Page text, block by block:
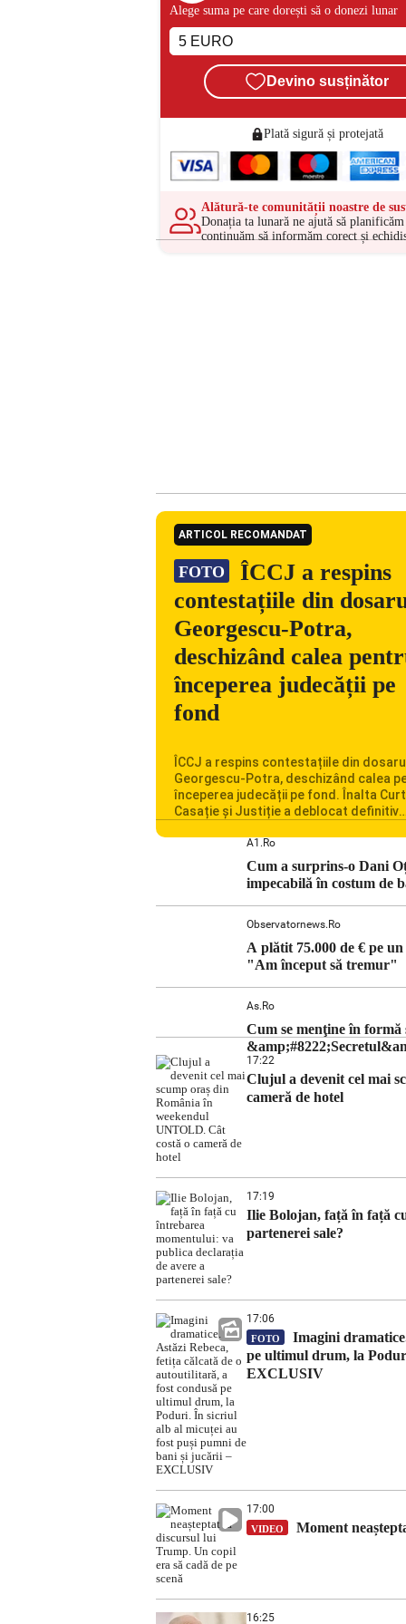
Alege suma pe care dorești să o donezi lunar
Devino susținător
Plată sigură și protejată
Alătură-te comunității noastre de
Donația ta lunară ne ajută să planificăm
continuăm să informăm corect și
ARTICOL RECOMANDAT
FOTO
ÎCCJ a respins
contestațiile din
Georgescu-Potra,
deschizând calea
începerea judecății pe
fond
ÎCCJ a respins contestațiile din
Georgescu-Potra, deschizând calea
începerea judecății pe fond. Înalta
Casație și Justiție a deblocat definitiv
Horațiu Potra și alte 20 de persoane
acuzați de acțiuni îndreptate
constituționale. În ședința din camera
preliminară, judecătorii de la instanța
supremă au […]
A1.ro
Cum a surprins-o Dani
impecabilă în costum de
Observatornews.ro
A plătit 75.000 de € pe
"Am început să tremur"
As.ro
Cum se menţine în
17:22
Clujul a devenit cel mai
cameră de hotel
17:19
Ilie Bolojan, față în față
partenerei sale?
17:06
FOTO
Imagini
pe ultimul drum, la
EXCLUSIV
17:00
VIDEO Moment
16:25